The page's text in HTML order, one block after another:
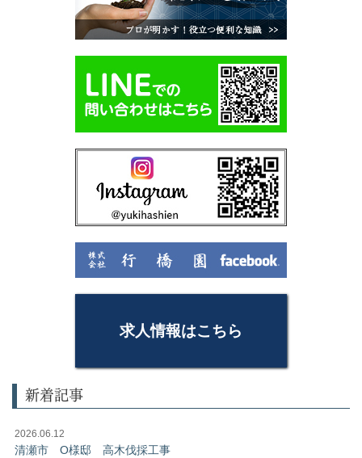
求人情報はこちら
新着記事
2026.06.12
清瀬市 O様邸 高木伐採工事